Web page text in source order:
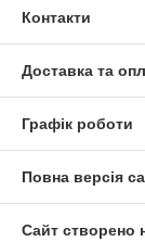
Контакти
Доставка та
Графік роботи
Повна версія
Сайт створено